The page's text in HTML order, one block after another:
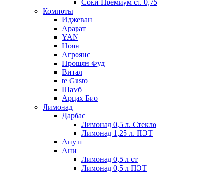
Соки Премиум ст. 0,75
Компоты
Иджеван
Арарат
YAN
Ноян
Агроянс
Прошян Фуд
Витал
te Gusto
Шамб
Арцах Био
Лимонад
Дарбас
Лимонад 0,5 л. Стекло
Лимонад 1,25 л. ПЭТ
Ануш
Ани
Лимонад 0,5 л ст
Лимонад 0,5 л ПЭТ